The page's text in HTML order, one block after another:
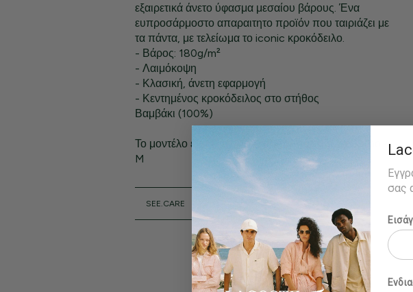
εξαιρετικά άνετο ύφασμα μεσαίου βάρους. Ένα
ευπροσάρμοστο απαραιτητο προϊόν που ταιριάζει με
τα πάντα, με τελείωμα το iconic κροκόδειλο.
- Βάρος: 180g/m²
- Λαιμόκοψη
- Κλασική, άνετη εφαρμογή
- Κεντημένος κροκόδειλος στο στήθος
Βαμβάκι (100%)
Το μοντέλο έχει ύψος 1,80 μ. και φοράει το νούμερο 4 -
M
SEE.CARE
σας